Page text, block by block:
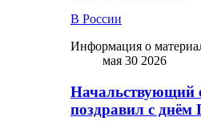
В России
Информация о
мая 30 2026
Начальствующий
поздравил с днём